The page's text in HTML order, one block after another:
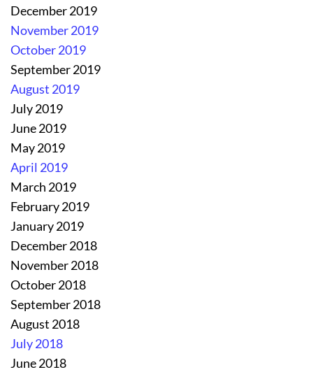
December 2019
November 2019
October 2019
September 2019
August 2019
July 2019
June 2019
May 2019
April 2019
March 2019
February 2019
January 2019
December 2018
November 2018
October 2018
September 2018
August 2018
July 2018
June 2018